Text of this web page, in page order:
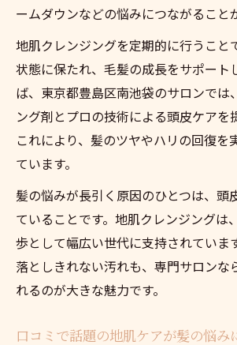
ームダウンなどの悩みにつながること
地肌クレンジングを定期的に行うこと
状態に保たれ、毛髪の成長をサポート
ば、東京都豊島区南池袋のサロンでは
ング剤とプロの技術による頭皮ケアを
これにより、髪のツヤやハリの回復を
ています。
髪の悩みが長引く原因のひとつは、頭
ていることです。地肌クレンジングは
歩として幅広い世代に支持されていま
落としきれない汚れも、専門サロンな
れるのが大きな魅力です。
口コミで話題の地肌ケアが髪の悩み